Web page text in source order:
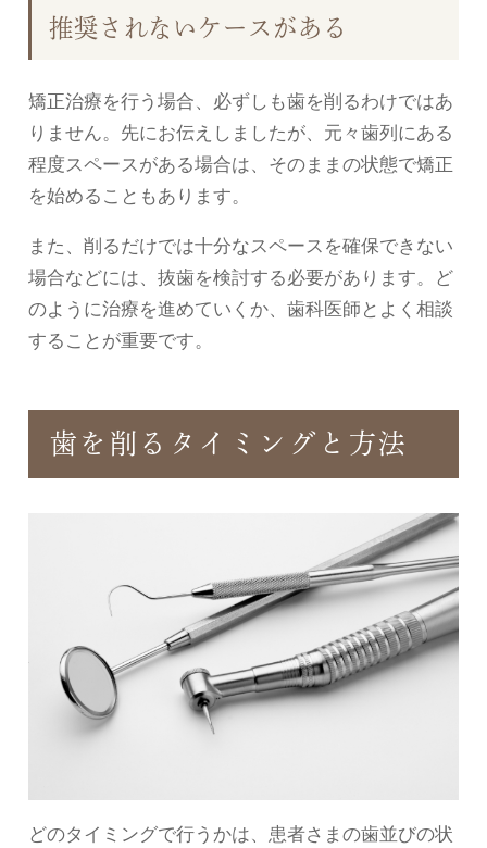
推奨されないケースがある
矯正治療を行う場合、必ずしも歯を削るわけではあ
りません。先にお伝えしましたが、元々歯列にある
程度スペースがある場合は、そのままの状態で矯正
を始めることもあります。
また、削るだけでは十分なスペースを確保できない
場合などには、抜歯を検討する必要があります。ど
のように治療を進めていくか、歯科医師とよく相談
することが重要です。
歯を削るタイミングと方法
どのタイミングで行うかは、患者さまの歯並びの状